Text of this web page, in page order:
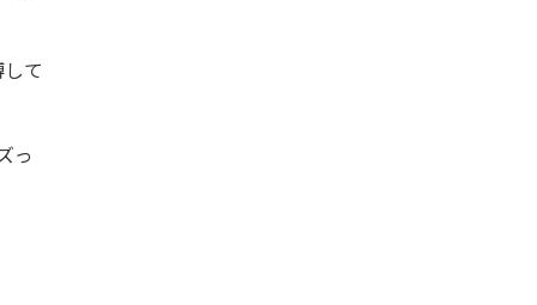
て
っ